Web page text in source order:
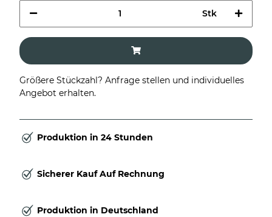
Stk
Größere Stückzahl? Anfrage stellen und individuelles
Angebot erhalten.
Produktion in 24 Stunden
Sicherer Kauf Auf Rechnung
Produktion in Deutschland